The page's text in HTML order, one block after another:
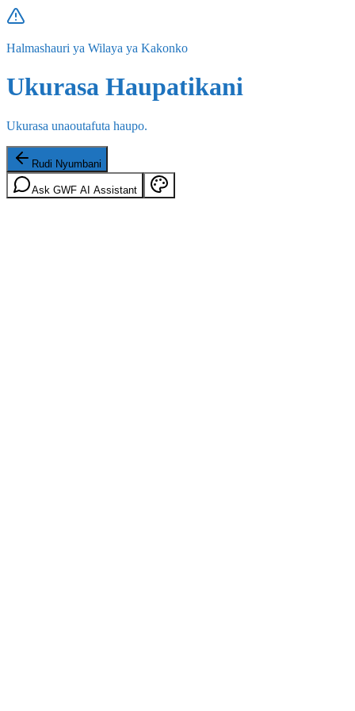
Halmashauri ya Wilaya ya Kakonko
Ukurasa Haupatikani
Ukurasa unaoutafuta haupo.
Rudi Nyumbani
Ask GWF AI Assistant